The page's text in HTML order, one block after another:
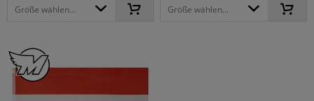
Größe wählen... Größe wählen...